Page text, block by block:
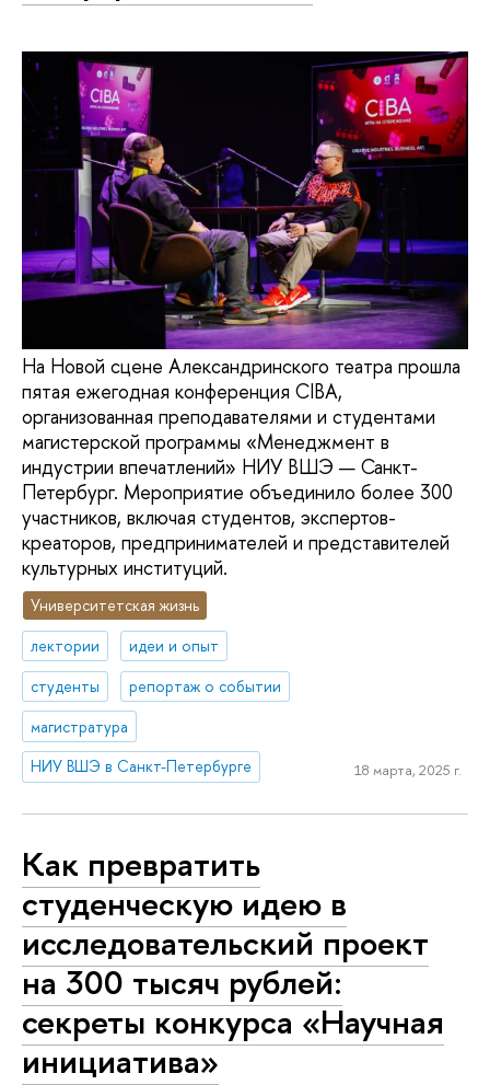
На Новой сцене Александринского театра прошла
пятая ежегодная конференция CIBA,
организованная преподавателями и студентами
магистерской программы «Менеджмент в
индустрии впечатлений» НИУ ВШЭ — Санкт-
Петербург. Мероприятие объединило более 300
участников, включая студентов, экспертов-
креаторов, предпринимателей и представителей
культурных институций.
Университетская жизнь
лектории
идеи и опыт
студенты
репортаж о событии
магистратура
НИУ ВШЭ в Санкт-Петербурге
18 марта, 2025 г.
Как превратить
студенческую идею в
исследовательский проект
на 300 тысяч рублей:
секреты конкурса «Научная
инициатива»